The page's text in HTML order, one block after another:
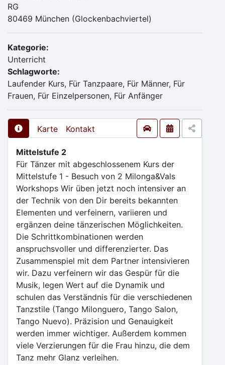
RG
80469 München (Glockenbachviertel)
Kategorie:
Unterricht
Schlagworte:
Laufender Kurs, Für Tanzpaare, Für Männer, Für
Frauen, Für Einzelpersonen, Für Anfänger
Karte Kontakt
Mittelstufe 2
Für Tänzer mit abgeschlossenem Kurs der
Mittelstufe 1 - Besuch von 2 Milonga&Vals
Workshops Wir üben jetzt noch intensiver an
der Technik von den Dir bereits bekannten
Elementen und verfeinern, variieren und
ergänzen deine tänzerischen Möglichkeiten.
Die Schrittkombinationen werden
anspruchsvoller und differenzierter. Das
Zusammenspiel mit dem Partner intensivieren
wir. Dazu verfeinern wir das Gespür für die
Musik, legen Wert auf die Dynamik und
schulen das Verständnis für die verschiedenen
Tanzstile (Tango Milonguero, Tango Salon,
Tango Nuevo). Präzision und Genauigkeit
werden immer wichtiger. Außerdem kommen
viele Verzierungen für die Frau hinzu, die dem
Tanz mehr Glanz verleihen.